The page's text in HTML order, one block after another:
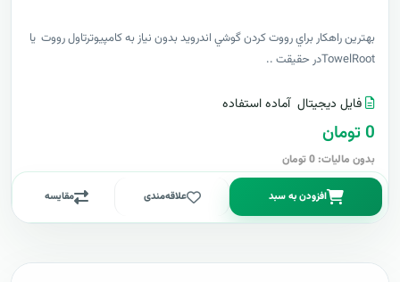
بهترين راهکار براي رووت کردن گوشي اندرويد بدون نياز به کامپيوترتاول رووت يا
TowelRootدر حقيقت ..
فایل دیجیتال آماده استفاده
0 تومان
بدون مالیات: 0 تومان
افزودن به سبد علاقه‌مندی مقایسه